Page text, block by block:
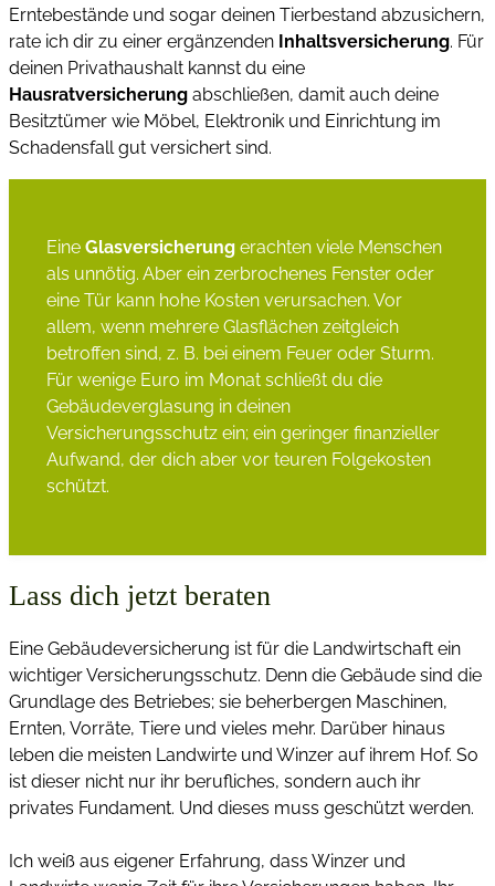
Erntebestände und sogar deinen Tierbestand abzusichern,
rate ich dir zu einer ergänzenden Inhaltsversicherung. Für
deinen Privathaushalt kannst du eine
Hausratversicherung abschließen, damit auch deine
Besitztümer wie Möbel, Elektronik und Einrichtung im
Schadensfall gut versichert sind.
Eine Glasversicherung erachten viele Menschen
als unnötig. Aber ein zerbrochenes Fenster oder
eine Tür kann hohe Kosten verursachen. Vor
allem, wenn mehrere Glasflächen zeitgleich
betroffen sind, z. B. bei einem Feuer oder Sturm.
Für wenige Euro im Monat schließt du die
Gebäudeverglasung in deinen
Versicherungsschutz ein; ein geringer finanzieller
Aufwand, der dich aber vor teuren Folgekosten
schützt.
Lass dich jetzt beraten
Eine Gebäudeversicherung ist für die Landwirtschaft ein
wichtiger Versicherungsschutz. Denn die Gebäude sind die
Grundlage des Betriebes; sie beherbergen Maschinen,
Ernten, Vorräte, Tiere und vieles mehr. Darüber hinaus
leben die meisten Landwirte und Winzer auf ihrem Hof. So
ist dieser nicht nur ihr berufliches, sondern auch ihr
privates Fundament. Und dieses muss geschützt werden.
Ich weiß aus eigener Erfahrung, dass Winzer und